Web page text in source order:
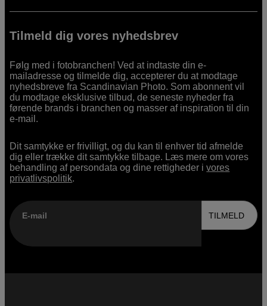
Tilmeld dig vores nyhedsbrev
Følg med i fotobranchen! Ved at indtaste din e-
mailadresse og tilmelde dig, accepterer du at modtage
nyhedsbreve fra Scandinavian Photo. Som abonnent vil
du modtage eksklusive tilbud, de seneste nyheder fra
førende brands i branchen og masser af inspiration til din
e-mail.
Dit samtykke er frivilligt, og du kan til enhver tid afmelde
dig eller trække dit samtykke tilbage. Læs mere om vores
behandling af persondata og dine rettigheder ivores
privatlivspolitik.
E-mail TILMELD